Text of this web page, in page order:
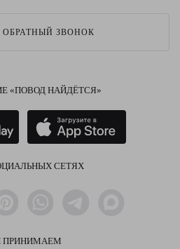
ОБРАТНЫЙ ЗВОНОК
«ПОВОД НАЙДЁТСЯ»
СЕТЯХ